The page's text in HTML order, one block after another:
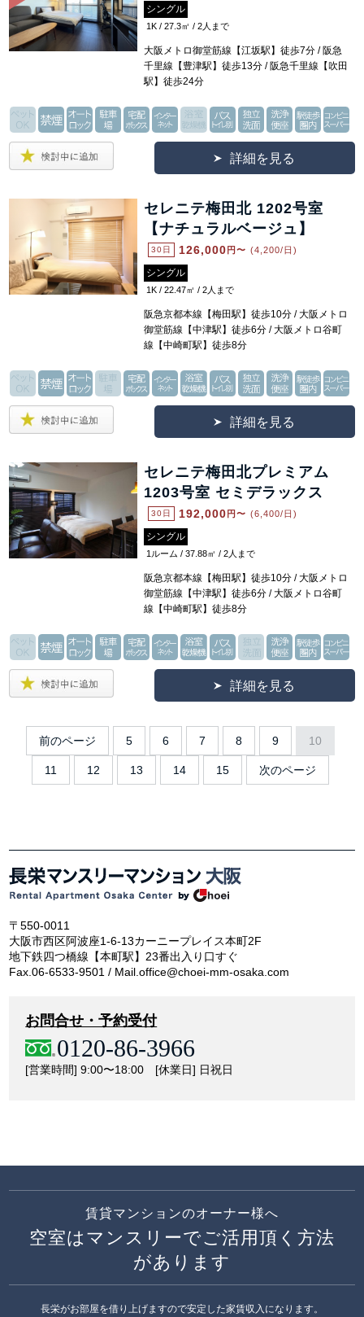
シングル
1K / 27.3㎡ / 2人まで
大阪メトロ御堂筋線【江坂駅】徒歩7分 / 阪急
千里線【豊津駅】徒歩13分 / 阪急千里線【吹田
駅】徒歩24分
詳細を見る
セレニテ梅田北 1202号室
【ナチュラルベージュ】
30日 126,000 円〜 (4,200/日)
シングル
1K / 22.47㎡ / 2人まで
阪急京都本線【梅田駅】徒歩10分 / 大阪メトロ
御堂筋線【中津駅】徒歩6分 / 大阪メトロ谷町
線【中崎町駅】徒歩8分
詳細を見る
セレニテ梅田北プレミアム
1203号室 セミデラックス
30日 192,000 円〜 (6,400/日)
シングル
1ルーム / 37.88㎡ / 2人まで
阪急京都本線【梅田駅】徒歩10分 / 大阪メトロ
御堂筋線【中津駅】徒歩6分 / 大阪メトロ谷町
線【中崎町駅】徒歩8分
詳細を見る
前のページ 5 6 7 8 9 10
11 12 13 14 15 次のページ
〒550-0011
大阪市西区阿波座1-6-13カーニープレイス本町2F
地下鉄四つ橋線【本町駅】23番出入り口すぐ
Fax.06-6533-9501 / Mail.office@choei-mm-osaka.com
お問合せ・予約受付
0120-86-3966
[営業時間] 9:00〜18:00 [休業日] 日祝日
賃貸マンションのオーナー様へ
空室はマンスリーでご活用頂く方法
があります
長栄がお部屋を借り上げますので安定した家賃収入になります。